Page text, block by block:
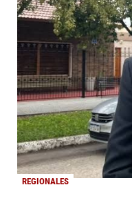
REGIONALES